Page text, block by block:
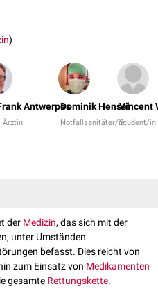
)
Antwerpes
Ärztin
Dominik Hensel
Notfallsanitäter/in
Vincent
Student/in
der Medizin, das sich mit der
unter Umständen
befasst. Dies reicht von
zum Einsatz von Medikamenten
gesamte Rettungskette.